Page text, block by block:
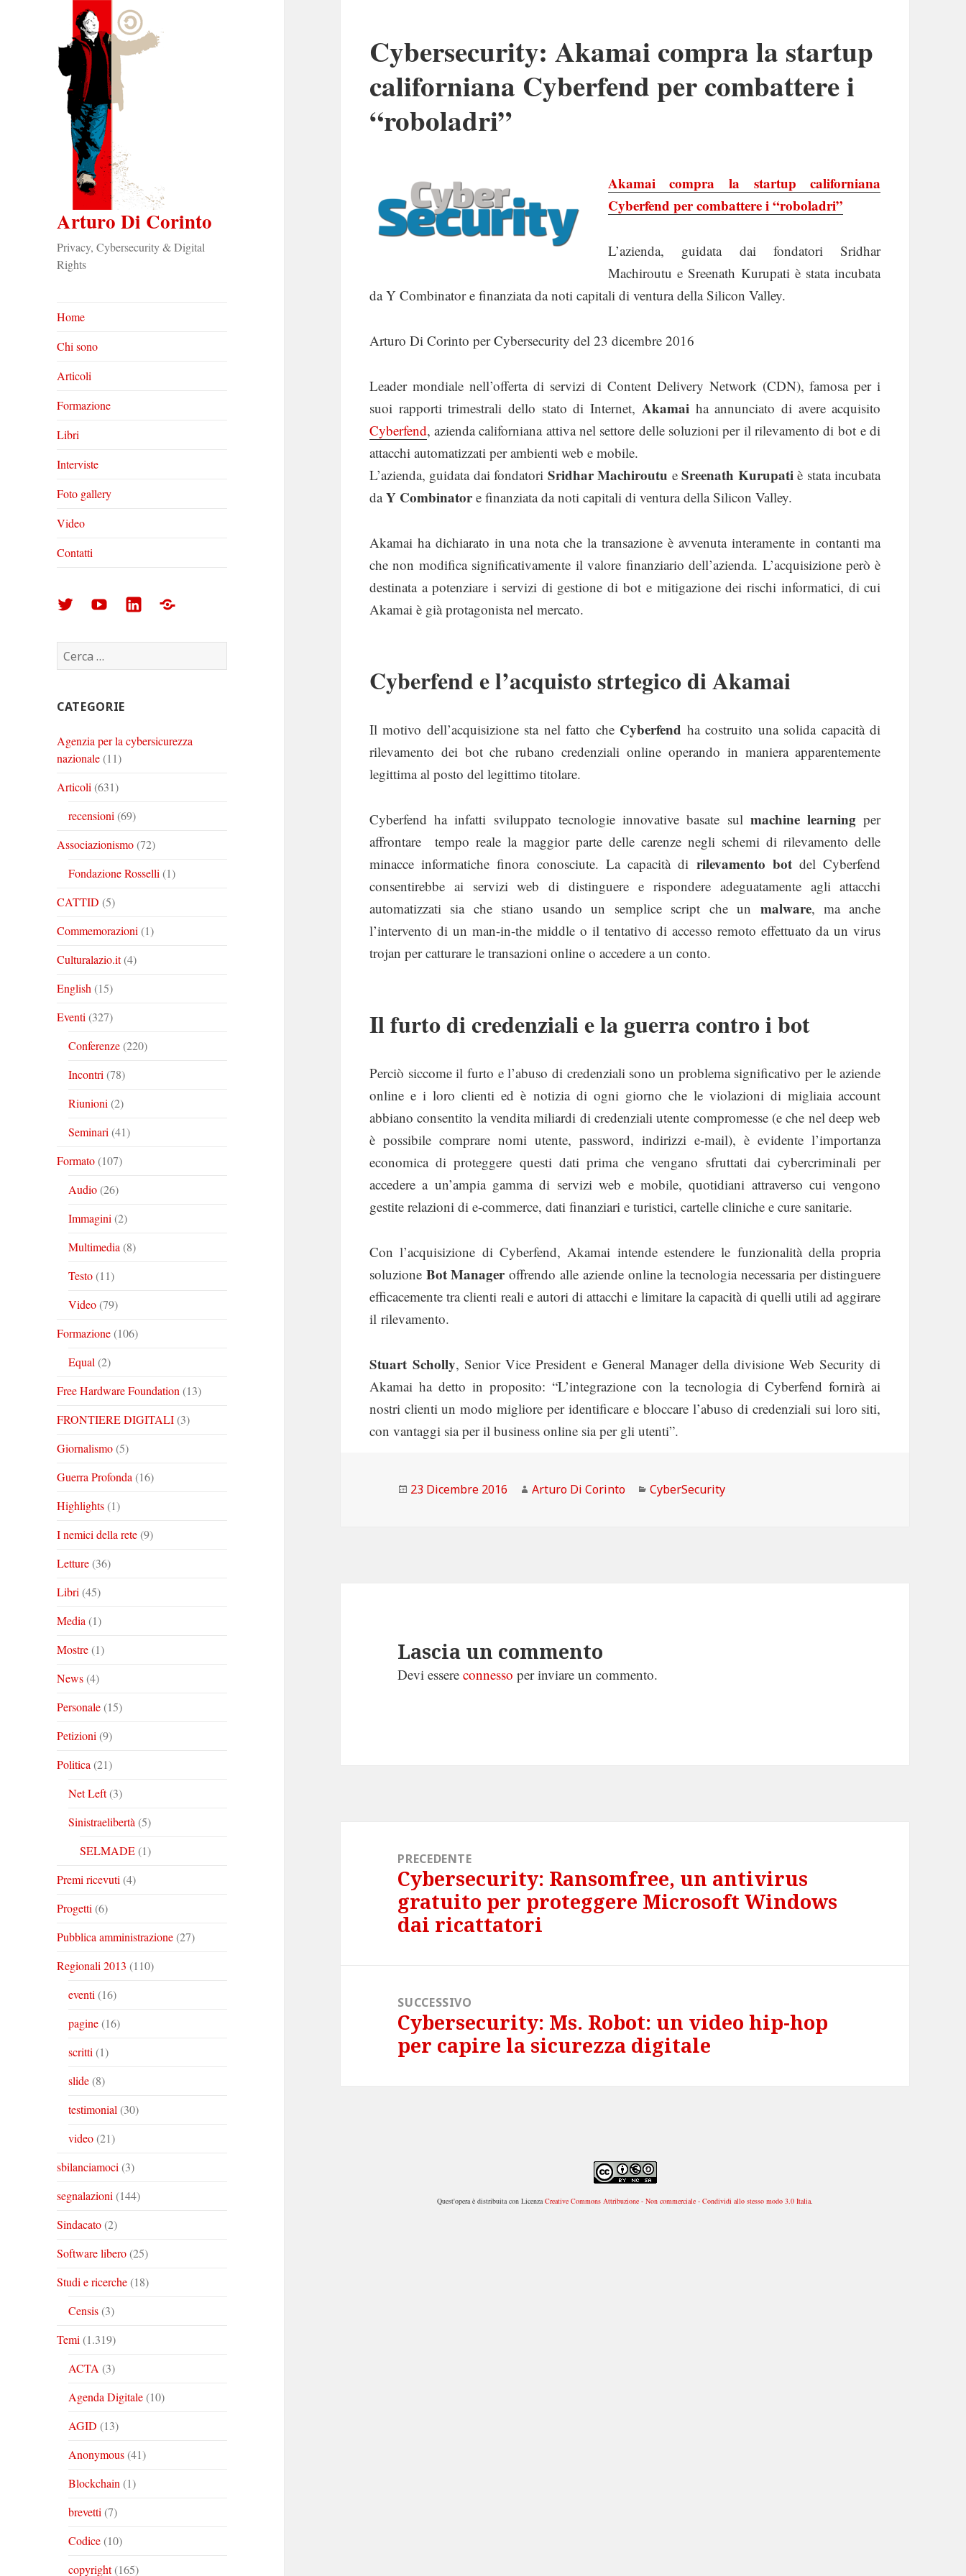
Arturo Di Corinto
Privacy, Cybersecurity & Digital
Rights
Home
Chi sono
Articoli
Formazione
Libri
Interviste
Foto gallery
Video
Contatti
Arturo
Corinto
su
Arturo
Corinto
su
Arturo
su
Foto
Ricerca
per:
CATEGORIE
Agenzia per la cybersicurezza
nazionale(11)
Articoli (631)
recensioni (69)
Associazionismo(72)
Fondazione Rosselli (1)
CATTID (5)
Commemorazioni (1)
Culturalazio.it(4)
English (15)
Eventi (327)
Conferenze(220)
Incontri (78)
Riunioni (2)
Seminari (41)
Formato(107)
Audio(26)
Immagini (2)
Multimedia (8)
Testo(11)
Video(79)
Formazione(106)
Equal (2)
Free Hardware Foundation (13)
FRONTIERE DIGITALI(3)
Giornalismo(5)
Guerra Profonda (16)
Highlights(1)
I nemici della rete(9)
Letture(36)
Libri (45)
Media (1)
Mostre(1)
News(4)
Personale(15)
Petizioni (9)
Politica (21)
Net Left(3)
Sinistraelibertà (5)
SELMADE(1)
Premi ricevuti (4)
Progetti (6)
Pubblica amministrazione(27)
Regionali 2013 (110)
eventi (16)
pagine(16)
scritti (1)
slide(8)
testimonial (30)
video(21)
sbilanciamoci (3)
segnalazioni (144)
Sindacato(2)
Software libero(25)
Studi e ricerche(18)
Censis(3)
Temi (1.319)
ACTA (3)
Agenda Digitale(10)
AGID (13)
Anonymous(41)
Blockchain (1)
brevetti (7)
Codice(10)
copyright(165)
Cybersecurity: Akamai compra la startup
californiana Cyberfend per combattere i
“roboladri”
Akamai compra la startup californiana
Cyberfend per combattere i “roboladri”
L’azienda, guidata dai fondatori Sridhar
Machiroutu e Sreenath Kurupati è stata incubata
da Y Combinator e finanziata da noti capitali di ventura della Silicon Valley.
Arturo Di Corinto per Cybersecurity del 23 dicembre 2016
Leader mondiale nell’offerta di servizi di Content Delivery Network (CDN), famosa per i
suoi rapporti trimestrali dello stato di Internet, Akamaiha annunciato di avere acquisito
Cyberfend, azienda californiana attiva nel settore delle soluzioni per il rilevamento di bot e di
attacchi automatizzati per ambienti web e mobile.
L’azienda, guidata dai fondatori Sridhar Machiroutu eSreenath Kurupatiè stata incubata
daY Combinatore finanziata da noti capitali di ventura della Silicon Valley.
Akamai ha dichiarato in una nota che la transazione è avvenuta interamente in contanti ma
che non modifica significativamente il valore finanziario dell’azienda. L’acquisizione però è
destinata a potenziare i servizi di gestione di bot e mitigazione dei rischi informatici, di cui
Akamai è già protagonista nel mercato.
Cyberfend e l’acquisto strtegico di Akamai
Il motivo dell’acquisizione sta nel fatto che Cyberfend ha costruito una solida capacità di
rilevamento dei bot che rubano credenziali online operando in maniera apparentemente
legittima al posto del legittimo titolare.
Cyberfend ha infatti sviluppato tecnologie innovative basate sul machine learning per
affrontare tempo reale la maggior parte delle carenze negli schemi di rilevamento delle
minacce informatiche finora conosciute. La capacità di rilevamento botdel Cyberfend
consentirebbe ai servizi web di distinguere e rispondere adeguatamente agli attacchi
automatizzati sia che stiano usando un semplice script che un malware, ma anche
l’intervento di un man-in-the middle o il tentativo di accesso remoto effettuato da un virus
trojan per catturare le transazioni online o accedere a un conto.
Il furto di credenziali e la guerra contro i bot
Perciò siccome il furto e l’abuso di credenziali sono un problema significativo per le aziende
online e i loro clienti ed è notizia di ogni giorno che le violazioni di migliaia account
abbiano consentito la vendita miliardi di credenziali utente compromesse (e che nel deep web
è possibile comprare nomi utente, password, indirizzi e-mail), è evidente l’importanza
economica di proteggere questi dati prima che vengano sfruttati dai cybercriminali per
accedere a un’ampia gamma di servizi web e mobile, quotidiani attraverso cui vengono
gestite relazioni di e-commerce, dati finanziari e turistici, cartelle cliniche e cure sanitarie.
Con l’acquisizione di Cyberfend, Akamai intende estendere le funzionalità della propria
soluzioneBot Manageroffrendo alle aziende online la tecnologia necessaria per distinguere
efficacemente tra clienti reali e autori di attacchi e limitare la capacità di quelli utili ad aggirare
il rilevamento.
Stuart Scholly, Senior Vice President e General Manager della divisione Web Security di
Akamai ha detto in proposito: “L’integrazione con la tecnologia di Cyberfend fornirà ai
nostri clienti un modo migliore per identificare e bloccare l’abuso di credenziali sui loro siti,
con vantaggi sia per il business online sia per gli utenti”.
Scritto
23 Dicembre 2016 Autore
Arturo Di Corinto Categorie
CyberSecurity
Lascia un commento
Devi essereconnesso per inviare un commento.
PRECEDENTE
Articolo
precedente:
Cybersecurity: Ransomfree, un antivirus
gratuito per proteggere Microsoft Windows
dai ricattatori
SUCCESSIVO
Articolo
successivo:
Cybersecurity: Ms. Robot: un video hip-hop
per capire la sicurezza digitale
Quest'opera è distribuita con LicenzaCreative Commons Attribuzione - Non commerciale - Condividi allo stesso modo 3.0 Italia.